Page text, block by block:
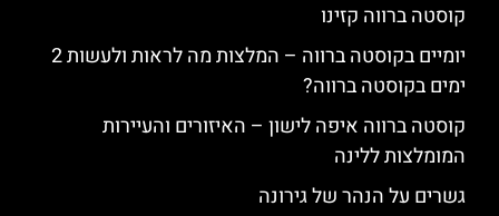
קוסטה ברווה קזינו
יומיים בקוסטה ברווה – המלצות מה לראות ולעשות 2
ימים בקוסטה ברווה?
קוסטה ברווה איפה לישון – האיזורים והעיירות
המומלצות ללינה
גשרים על הנהר של גירונה